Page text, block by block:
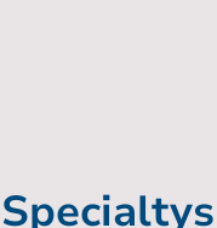
Specialtys